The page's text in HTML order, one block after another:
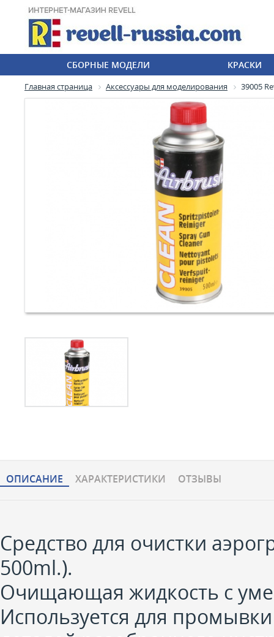
СБОРНЫЕ МОДЕЛИ КРАСКИ
Главная страница Аксессуары для моделирования 39005
ОПИСАНИЕ ХАРАКТЕРИCТИКИ ОТЗЫВЫ
Средство для очистки
500ml.).
Очищающая жидкость с
Используется для